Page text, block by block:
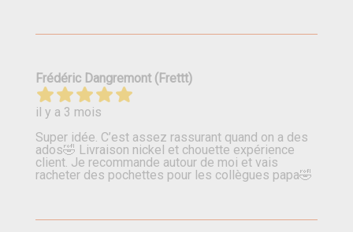
Frédéric Dangremont (Frettt)
il y a 3 mois
Super idée. C’est assez rassurant quand on a des
ados🤣 Livraison nickel et chouette expérience
client. Je recommande autour de moi et vais
racheter des pochettes pour les collègues papa🤣